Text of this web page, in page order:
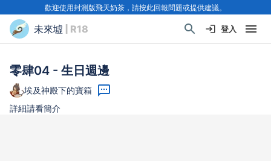
歡迎使用封測版飛天奶茶，請按此回報問題或提供建議。
未來墟 | R18 登入
零肆04 - 生日週邊
埃及神殿下的寶箱
詳細請看簡介